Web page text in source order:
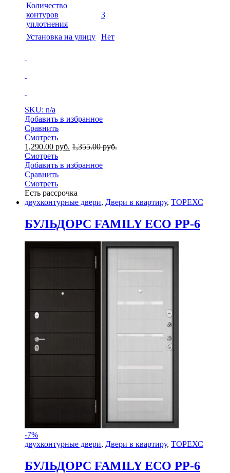
Количество
контуров
уплотнения
3
Установка на улицу Нет
SKU: n/a
Добавить в избранное
Сравнить
Смотреть
1,290.00 руб. 1,355.00руб.
Смотреть
Добавить в избранное
Сравнить
Смотреть
Есть рассрочка
двухконтурные двери, Двери в квартиру, ТОРЕХС
БУЛЬДОРС FAMILY ECO PP-6
-7%
двухконтурные двери, Двери в квартиру, ТОРЕХС
БУЛЬДОРС FAMILY ECO PP-6